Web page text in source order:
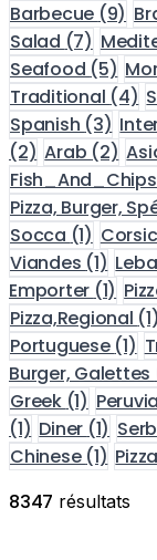
Barbecue (9)
Salad (7)
Seafood (5)
Traditional (4)
Spanish (3)
(2) Arab (2)
Fish_And_Chips
Pizza, Burger,
Socca (1)
Viandes (1)
Emporter (1)
Pizza,Regional (1)
Portuguese (1)
Burger, Galettes
Greek (1)
(1) Diner (1)
Chinese (1)
8347 résultats